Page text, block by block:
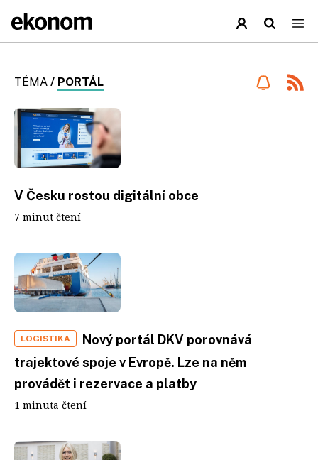
TÉMA / PORTÁL
V Česku rostou digitální obce
7 minut čtení
LOGISTIKA
Nový portál DKV porovnává
trajektové spoje v Evropě. Lze na něm
provádět i rezervace a platby
1 minuta čtení